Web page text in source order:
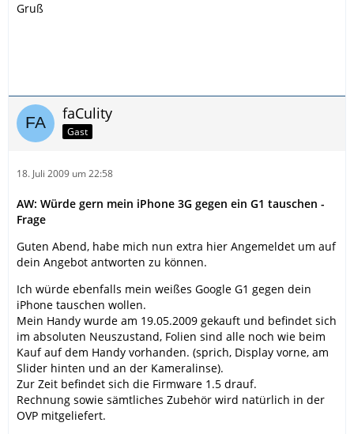
Gruß
faCulity
Gast
18. Juli 2009 um 22:58
AW: Würde gern mein iPhone 3G gegen ein G1 tauschen -
Frage
Guten Abend, habe mich nun extra hier Angemeldet um auf
dein Angebot antworten zu können.
Ich würde ebenfalls mein weißes Google G1 gegen dein
iPhone tauschen wollen.
Mein Handy wurde am 19.05.2009 gekauft und befindet sich
im absoluten Neuszustand, Folien sind alle noch wie beim
Kauf auf dem Handy vorhanden. (sprich, Display vorne, am
Slider hinten und an der Kameralinse).
Zur Zeit befindet sich die Firmware 1.5 drauf.
Rechnung sowie sämtliches Zubehör wird natürlich in der
OVP mitgeliefert.